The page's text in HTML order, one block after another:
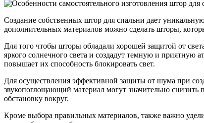
Создание собственных штор для спальни дает
дополнительных материалов можно сделать шторы,
Для того чтобы шторы обладали хорошей защитой от
яркого солнечного света и создадут темную и
повышает их способность блокировать свет.
Для осуществления эффективной защиты от шума при
звукопоглощающий материал могут значительно
обстановку вокруг.
Кроме выбора правильных материалов, также важно